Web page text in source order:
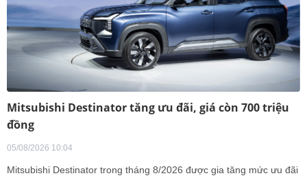
Mitsubishi Destinator tăng ưu đãi, giá còn 700 triệu
đồng
05/08/2026 10:04
Mitsubishi Destinator trong tháng 8/2026 được gia tăng mức ưu đãi